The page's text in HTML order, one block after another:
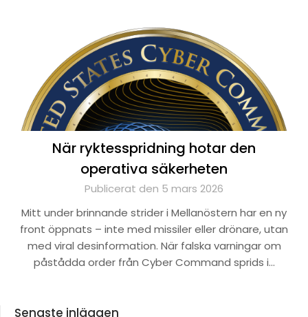
När ryktesspridning hotar den
operativa säkerheten
Publicerat den 5 mars 2026
Mitt under brinnande strider i Mellanöstern har en ny
front öppnats – inte med missiler eller drönare, utan
med viral desinformation. När falska varningar om
påstådda order från Cyber Command sprids i…
Senaste inläggen